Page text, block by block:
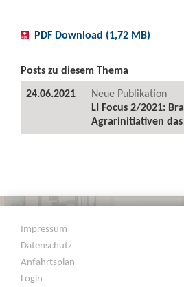
PDF Download (1,72 MB)
Posts zu diesem Thema
24.06.2021
Neue Publikation
LI Focus 2/2021:
Agrarinitiativen das
Impressum
Datenschutz
Anfahrtsplan
Login